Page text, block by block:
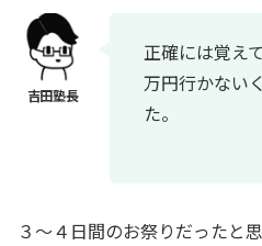
正確には覚え
万円行かない
た。
３～４日間のお祭りだったと思